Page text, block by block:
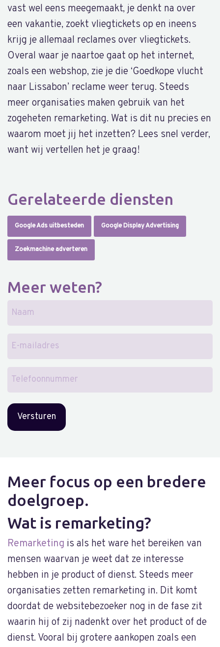
vast wel eens meegemaakt, je denkt na over
een vakantie, zoekt vliegtickets op en ineens
krijg je allemaal reclames over vliegtickets.
Overal waar je naartoe gaat op het internet,
zoals een webshop, zie je die ‘Goedkope vlucht
naar Lissabon’ reclame weer terug. Steeds
meer organisaties maken gebruik van het
zogeheten remarketing. Wat is dit nu precies en
waarom moet jij het inzetten? Lees snel verder,
want wij vertellen het je graag!
Gerelateerde diensten
Google Ads uitbesteden Google Display Advertising
Zoekmachine adverteren
Meer weten?
Naam
E-
Telefoonnummer
Meer focus op een bredere
doelgroep.
Wat is remarketing?
Remarketing is als het ware het bereiken van
mensen waarvan je weet dat ze interesse
hebben in je product of dienst. Steeds meer
organisaties zetten remarketing in. Dit komt
doordat de websitebezoeker nog in de fase zit
waarin hij of zij nadenkt over het product of de
dienst. Vooral bij grotere aankopen zoals een